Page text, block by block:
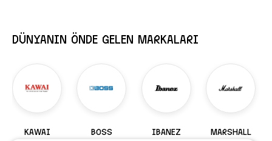
DÜNYANIN ÖNDE GELEN MARKALARI
KAWAI BOSS IBANEZ MARSHALL